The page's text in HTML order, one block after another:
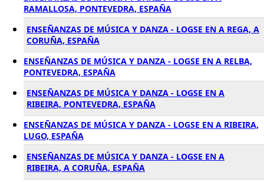
RAMALLOSA, PONTEVEDRA, ESPAÑA
ENSEÑANZAS DE MÚSICA Y DANZA - LOGSE EN A REGA, A
CORUÑA, ESPAÑA
ENSEÑANZAS DE MÚSICA Y DANZA - LOGSE EN A RELBA,
PONTEVEDRA, ESPAÑA
ENSEÑANZAS DE MÚSICA Y DANZA - LOGSE EN A
RIBEIRA, PONTEVEDRA, ESPAÑA
ENSEÑANZAS DE MÚSICA Y DANZA - LOGSE EN A RIBEIRA,
LUGO, ESPAÑA
ENSEÑANZAS DE MÚSICA Y DANZA - LOGSE EN A
RIBEIRA, A CORUÑA, ESPAÑA